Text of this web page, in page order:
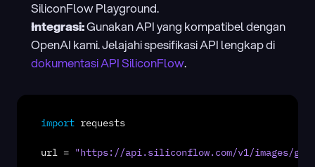
SiliconFlow Playground.
Integrasi: Gunakan API yang kompatibel dengan
dokumentasi API SiliconFlow.
import requests
url = "https://api.siliconflow.com/v1/images/